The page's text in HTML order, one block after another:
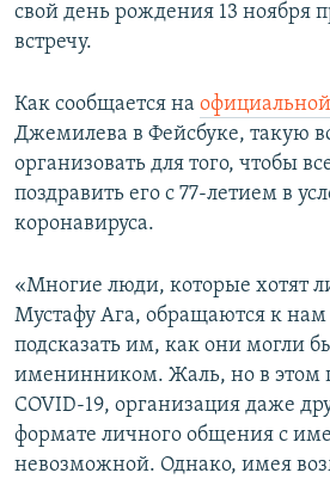
свой день рождения 13 ноября
встречу.
Как сообщается на
Джемилева в Фейсбуке, такую
организовать для того, чтобы
поздравить его с 77-летием в
коронавируса.
«Многие люди, которые хотят
Мустафу Ага, обращаются к нам
подсказать им, как они могли
именинником. Жаль, но в этом
COVID-19, организация даже
формате личного общения с
невозможной. Однако, имея